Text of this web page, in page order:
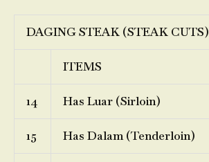
DAGING STEAK (STEAK CUTS)
ITEMS
14 Has Luar (Sirloin)
15 Has Dalam (Tenderloin)